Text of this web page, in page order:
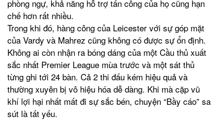
phòng ngự, khả năng hỗ trợ tấn công của họ cũng hạn
chế hơn rất nhiều.
Trong khi đó, hàng công của Leicester với sự góp mặt
của Vardy và Mahrez cũng không có được sự ổn định.
Không ai còn nhận ra bóng dáng của một Cầu thủ xuất
sắc nhất Premier League mùa trước và một sát thủ
từng ghi tới 24 bàn. Cả 2 thi đấu kém hiệu quả và
thường xuyên bị vô hiệu hóa dễ dàng. Khi mà cặp vũ
khí lợi hại nhất mất đi sự sắc bén, chuyện “Bầy cáo” sa
sút là tất yếu.